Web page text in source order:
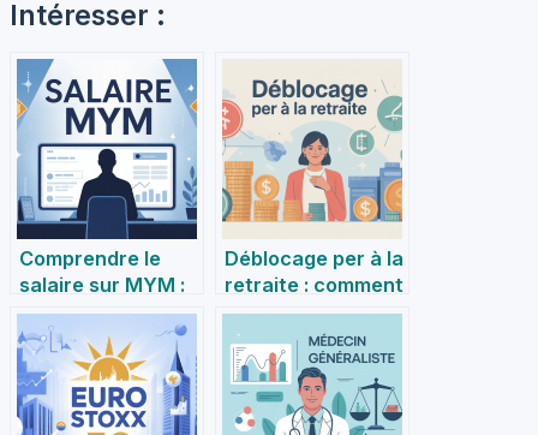
Intéresser :
Comprendre le
salaire sur MYM :
explications,
fourchettes et
influences
Déblocage per à la
retraite : comment
récupérer votre
épargne
sereinement